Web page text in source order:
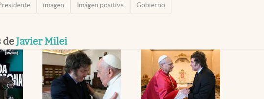
imagen Imágen positiva Gobierno
deJavier Milei